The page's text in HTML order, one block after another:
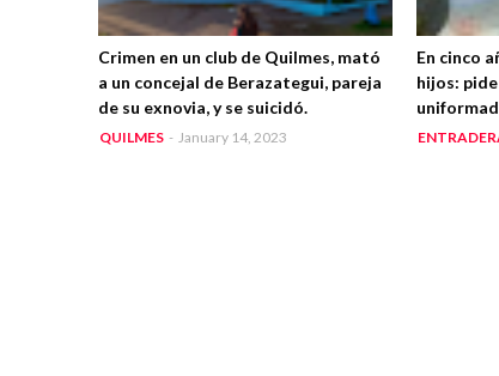
Crimen en un club de Quilmes, mató
a un concejal de Berazategui, pareja
de su exnovia, y se suicidó.
QUILMES - January 14, 2023
En cinco
hijos: